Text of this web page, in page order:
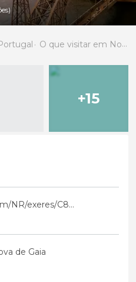
O que visitar em Norte
+15
www.visitportugal.com/NR/exeres/C8D59E5F-88CE-4311-BA22-9B829204C47D,frameless.htm
de Gaia